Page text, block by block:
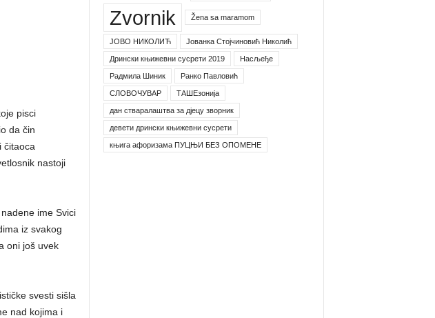
pisci
da čin
čitaoca
nastoji
ime Svici
iz svakog
oni još uvek
svesti sišla
nad kojima i
Zvornik Žena sa maramom
ЈОВО НИКОЛИЋ Јованка Стојчиновић Николић
Дрински књижевни сусрети 2019 Насљеђе
Радмила Шиник Ранко Павловић
СЛОВОЧУВАР ТАШЕзонија
дан стваралаштва за дјецу зворник
девети дрински књижевни сусрети
књига афоризама ПУЦЊИ БЕЗ ОПОМЕНЕ